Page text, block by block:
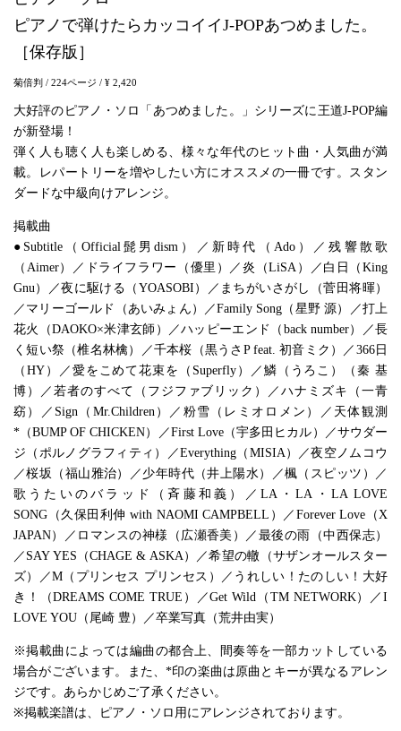
ピアノで弾けたらカッコイイJ-POPあつめました。
［保存版］
菊倍判 / 224ページ / ¥ 2,420
大好評のピアノ・ソロ「あつめました。」シリーズに王道J-POP編
が新登場！
弾く人も聴く人も楽しめる、様々な年代のヒット曲・人気曲が満
載。レパートリーを増やしたい方にオススメの一冊です。スタン
ダードな中級向けアレンジ。
掲載曲
●Subtitle（Official髭男dism）／新時代（Ado）／残響散歌
（Aimer）／ドライフラワー（優里）／炎（LiSA）／白日（King
Gnu）／夜に駆ける（YOASOBI）／まちがいさがし（菅田将暉）
／マリーゴールド（あいみょん）／Family Song（星野 源）／打上
花火（DAOKO×米津玄師）／ハッピーエンド（back number）／長
く短い祭（椎名林檎）／千本桜（黒うさP feat. 初音ミク）／366日
（HY）／愛をこめて花束を（Superfly）／鱗（うろこ）（秦 基
博）／若者のすべて（フジファブリック）／ハナミズキ（一青
窈）／Sign（Mr.Children）／粉雪（レミオロメン）／天体観測
*（BUMP OF CHICKEN）／First Love（宇多田ヒカル）／サウダー
ジ（ポルノグラフィティ）／Everything（MISIA）／夜空ノムコウ
／桜坂（福山雅治）／少年時代（井上陽水）／楓（スピッツ）／
歌うたいのバラッド（斉藤和義）／LA・LA・LA LOVE
SONG（久保田利伸 with NAOMI CAMPBELL）／Forever Love（X
JAPAN）／ロマンスの神様（広瀬香美）／最後の雨（中西保志）
／SAY YES（CHAGE & ASKA）／希望の轍（サザンオールスター
ズ）／M（プリンセス プリンセス）／うれしい！たのしい！大好
き！（DREAMS COME TRUE）／Get Wild（TM NETWORK）／I
LOVE YOU（尾崎 豊）／卒業写真（荒井由実）
※掲載曲によっては編曲の都合上、間奏等を一部カットしている
場合がございます。また、*印の楽曲は原曲とキーが異なるアレン
ジです。あらかじめご了承ください。
※掲載楽譜は、ピアノ・ソロ用にアレンジされております。